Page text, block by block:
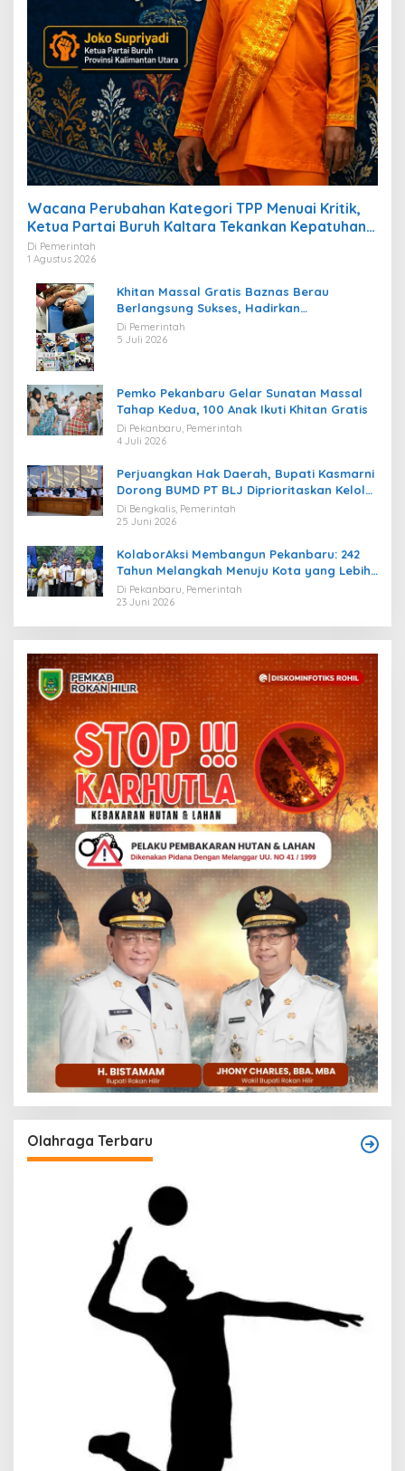
Wacana Perubahan Kategori TPP Menuai Kritik,
Ketua Partai Buruh Kaltara Tekankan Kepatuhan
Regulasi
Di Pemerintah
1 Agustus 2026
Khitan Massal Gratis Baznas Berau
Berlangsung Sukses, Hadirkan
Kebahagiaan bagi Puluhan Anak
Di Pemerintah
5 Juli 2026
Pemko Pekanbaru Gelar Sunatan Massal
Tahap Kedua, 100 Anak Ikuti Khitan Gratis
Di Pekanbaru, Pemerintah
4 Juli 2026
Perjuangkan Hak Daerah, Bupati Kasmarni
Dorong BUMD PT BLJ Diprioritaskan Kelola
Migas
Di Bengkalis, Pemerintah
25 Juni 2026
KolaborAksi Membangun Pekanbaru: 242
Tahun Melangkah Menuju Kota yang Lebih
Maju
Di Pekanbaru, Pemerintah
23 Juni 2026
Olahraga Terbaru